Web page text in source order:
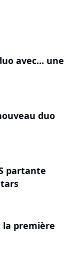
avec... une
duo
partante
la première